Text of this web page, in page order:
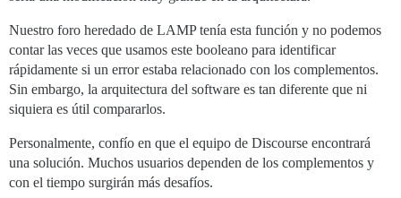
Nuestro foro heredado de LAMP tenía esta función y no podemos
contar las veces que usamos este booleano para identificar
rápidamente si un error estaba relacionado con los complementos.
Sin embargo, la arquitectura del software es tan diferente que ni
siquiera es útil compararlos.
Personalmente, confío en que el equipo de Discourse encontrará
una solución. Muchos usuarios dependen de los complementos y
con el tiempo surgirán más desafíos.